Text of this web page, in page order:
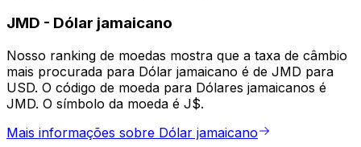
JMD - Dólar jamaicano
Nosso ranking de moedas mostra que a taxa de câmbio
mais procurada para Dólar jamaicano é de JMD para
USD. O código de moeda para Dólares jamaicanos é
JMD. O símbolo da moeda é J$.
Mais informações sobre Dólar jamaicano